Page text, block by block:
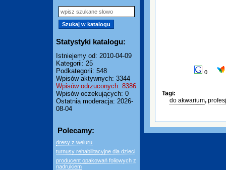
Statystyki katalogu:
Istniejemy od: 2010-04-09
Kategorii: 25
Podkategorii: 548
Wpisów aktywnych: 3344
Wpisów odrzuconych: 8386
Wpisów oczekujących: 0
Ostatnia moderacja: 2026-
08-04
Polecamy:
dresy z weluru
turnusy rehabilitacyjne dla dzieci
producent opakowań foliowych z
nadrukiem
0
Tagi:
do akwarium,